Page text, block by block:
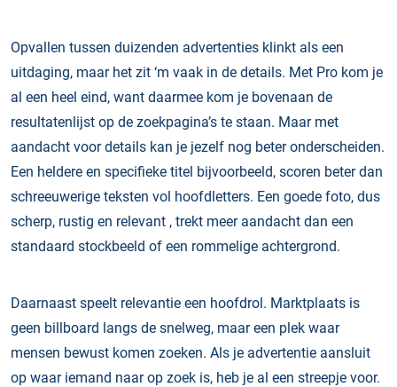
Opvallen tussen duizenden advertenties klinkt als een
uitdaging, maar het zit ‘m vaak in de details. Met Pro kom je
al een heel eind, want daarmee kom je bovenaan de
resultatenlijst op de zoekpagina’s te staan. Maar met
aandacht voor details kan je jezelf nog beter onderscheiden.
Een heldere en specifieke titel bijvoorbeeld, scoren beter dan
schreeuwerige teksten vol hoofdletters. Een goede foto, dus
scherp, rustig en relevant , trekt meer aandacht dan een
standaard stockbeeld of een rommelige achtergrond.
Daarnaast speelt relevantie een hoofdrol. Marktplaats is
geen billboard langs de snelweg, maar een plek waar
mensen bewust komen zoeken. Als je advertentie aansluit
op waar iemand naar op zoek is, heb je al een streepje voor.